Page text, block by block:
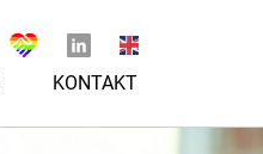
KONTAKT